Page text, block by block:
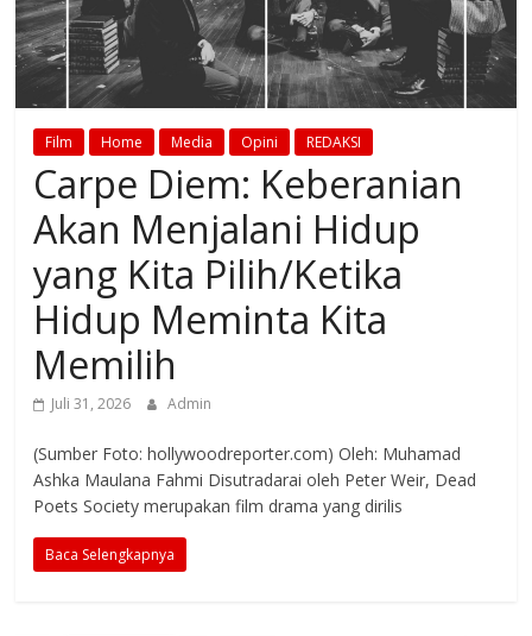
Film Home Media Opini REDAKSI
Carpe Diem: Keberanian
Akan Menjalani Hidup
yang Kita Pilih/Ketika
Hidup Meminta Kita
Memilih
Juli 31, 2026 Admin
(Sumber Foto: hollywoodreporter.com) Oleh: Muhamad
Ashka Maulana Fahmi Disutradarai oleh Peter Weir, Dead
Poets Society merupakan film drama yang dirilis
Baca Selengkapnya